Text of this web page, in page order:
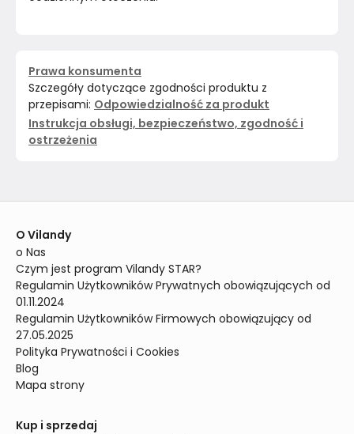
Prawa konsumenta
Szczegóły dotyczące zgodności produktu z
przepisami: Odpowiedzialność za produkt
Instrukcja obsługi, bezpieczeństwo, zgodność i
ostrzeżenia
O Vilandy
o Nas
Czym jest program Vilandy STAR?
Regulamin Użytkowników Prywatnych obowiązujących od
01.11.2024
Regulamin Użytkowników Firmowych obowiązujący od
27.05.2025
Polityka Prywatności i Cookies
Blog
Mapa strony
Kup i sprzedaj